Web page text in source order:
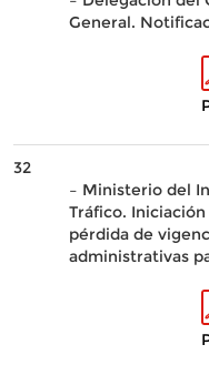
General.
32
– Ministerio del
Tráfico.
pérdida de
administrativas